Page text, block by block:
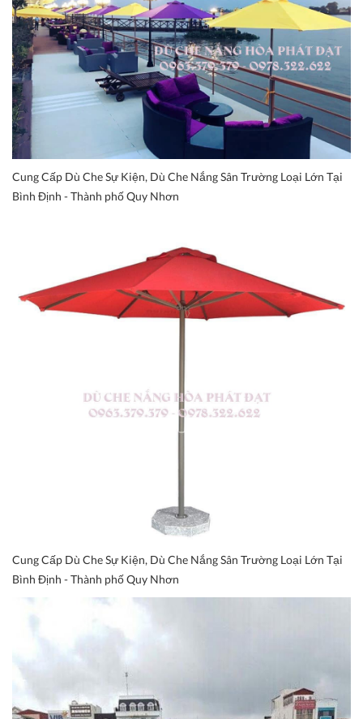
Cung Cấp Dù Che Sự Kiện, Dù Che Nắng Sân Trường Loại Lớn Tại
Bình Định - Thành phố Quy Nhơn
Cung Cấp Dù Che Sự Kiện, Dù Che Nắng Sân Trường Loại Lớn Tại
Bình Định - Thành phố Quy Nhơn